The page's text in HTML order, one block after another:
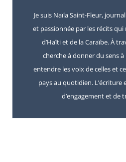
Je suis Naïla Saint-Fleur,
et passionnée par les récits
d’Haïti et de la Caraïbe. À
cherche à donner du sens à
entendre les voix de celles et
pays au quotidien.
d’engagement et de